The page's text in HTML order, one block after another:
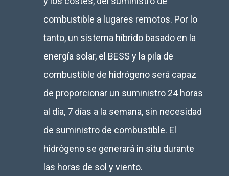
combustible a lugares remotos. Por lo
tanto, un sistema híbrido basado en la
energía solar, el BESS y la pila de
combustible de hidrógeno será capaz
de proporcionar un suministro 24 horas
al día, 7 días a la semana, sin necesidad
de suministro de combustible. El
hidrógeno se generará in situ durante
las horas de sol y viento.